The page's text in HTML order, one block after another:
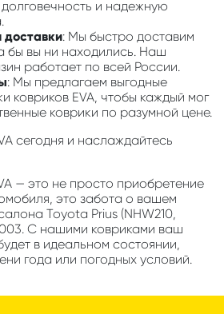
и надежную
доставки: Мы быстро доставим
бы вы ни находились. Наш
работает по всей России.
: Мы предлагаем выгодные
ковриков EVA, чтобы каждый мог
коврики по разумной цене.
сегодня и наслаждайтесь
— это не просто приобретение
это забота о вашем
Toyota Prius (NHW210,
С нашими ковриками ваш
в идеальном состоянии,
года или погодных условий.